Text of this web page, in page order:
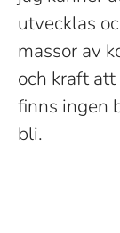
utvecklas
massor av
och kraft
finns ingen
bli.